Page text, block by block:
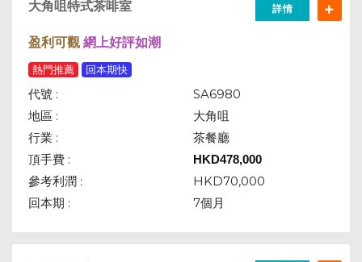
大角咀特式茶啡室 詳情
盈利可觀網上好評如潮
熱門推薦 回本期快
代號 :
SA6980
地區 :
大角咀
行業 :
茶餐廳
頂手費 :
HKD478,000
參考利潤 :
HKD70,000
回本期 :
7個月